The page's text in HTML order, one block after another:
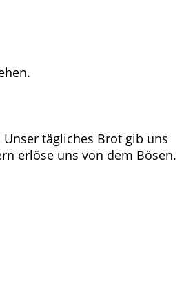
tägliches Brot gib uns
erlöse uns von dem Bösen.